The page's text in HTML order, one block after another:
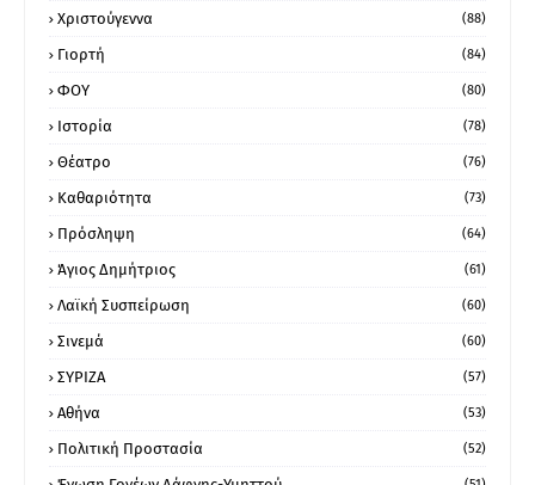
Χριστούγεννα (88)
Γιορτή (84)
ΦΟΥ (80)
Ιστορία (78)
Θέατρο (76)
Καθαριότητα (73)
Πρόσληψη (64)
Άγιος Δημήτριος (61)
Λαϊκή Συσπείρωση (60)
Σινεμά (60)
ΣΥΡΙΖΑ (57)
Αθήνα (53)
Πολιτική Προστασία (52)